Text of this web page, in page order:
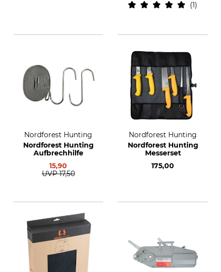
1
Nordforest Hunting
Nordforest Hunting
Aufbrechhilfe
15,90
UVP 17,50
Nordforest Hunting
Nordforest Hunting
Messerset
175,00